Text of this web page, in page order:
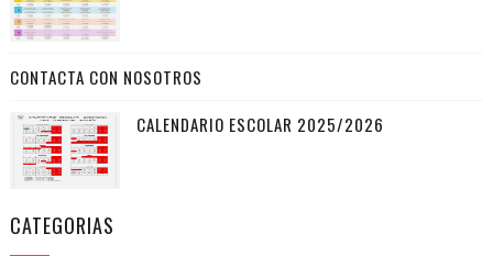
CONTACTA CON NOSOTROS
CALENDARIO ESCOLAR 2025/2026
CATEGORIAS